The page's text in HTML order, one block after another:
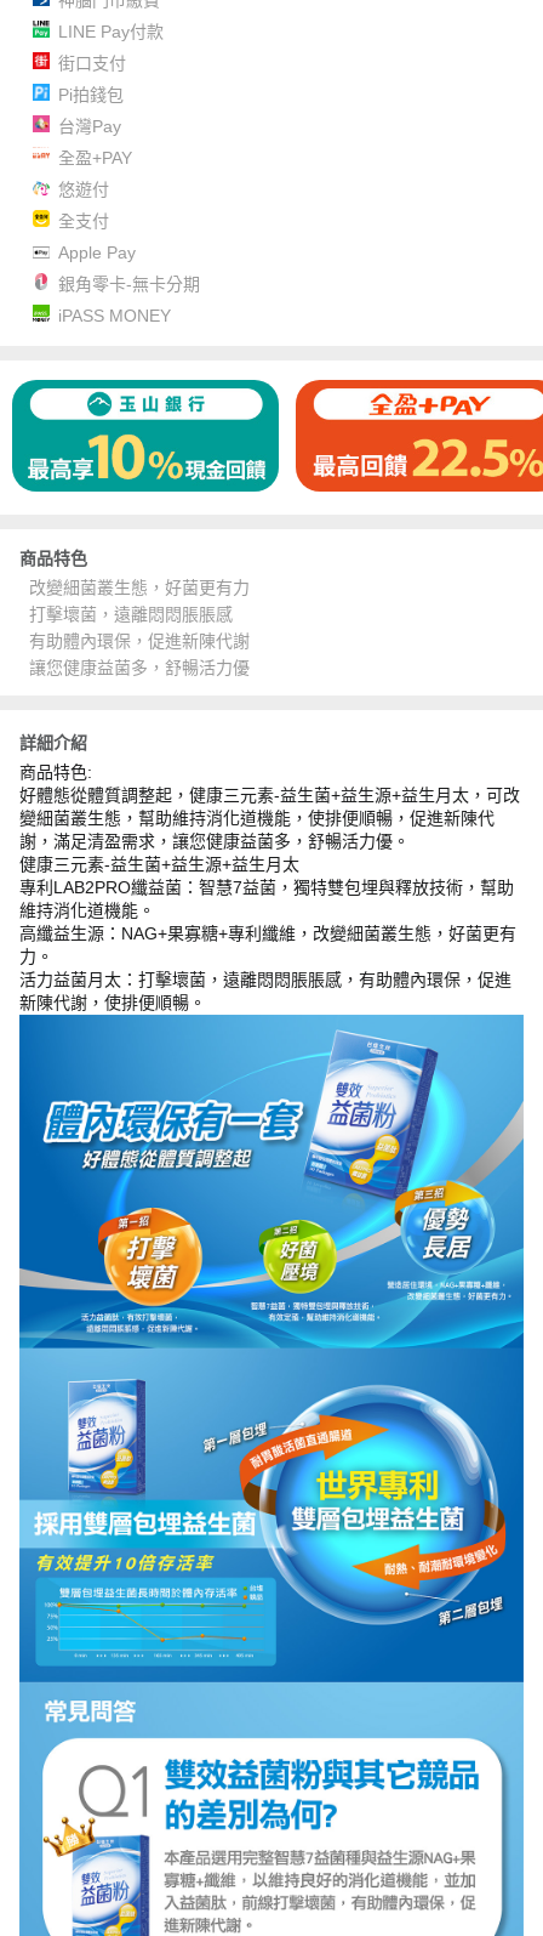
LINE Pay付款
街口支付
Pi拍錢包
台灣Pay
全盈+PAY
悠遊付
全支付
Apple Pay
銀角零卡-無卡分期
iPASS MONEY
商品特色
改變細菌叢生態，好菌更有力
打擊壞菌，遠離悶悶脹脹感
有助體內環保，促進新陳代謝
讓您健康益菌多，舒暢活力優
詳細介紹
商品特色:
好體態從體質調整起，健康三元素-益生菌+益生源+益生月太，可改
變細菌叢生態，幫助維持消化道機能，使排便順暢，促進新陳代
謝，滿足清盈需求，讓您健康益菌多，舒暢活力優。
健康三元素-益生菌+益生源+益生月太
專利LAB2PRO纖益菌：智慧7益菌，獨特雙包埋與釋放技術，幫助
維持消化道機能。
高纖益生源：NAG+果寡糖+專利纖維，改變細菌叢生態，好菌更有
力。
活力益菌月太：打擊壞菌，遠離悶悶脹脹感，有助體內環保，促進
新陳代謝，使排便順暢。